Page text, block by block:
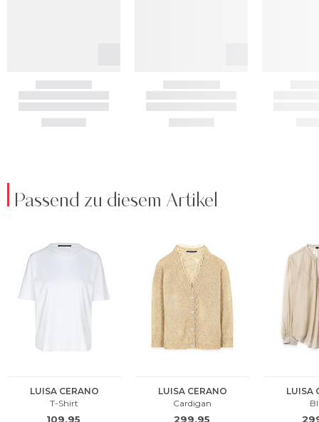
Passend zu diesem Artikel